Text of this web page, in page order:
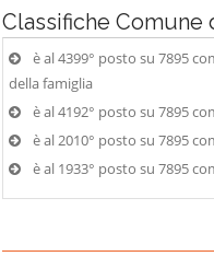
Classifiche Comune
è al 4399° posto su 7895
della famiglia
è al 4192° posto su 7895
è al 2010° posto su 7895
è al 1933° posto su 7895